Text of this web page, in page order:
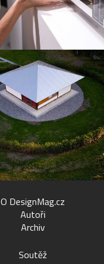
O DesignMag.cz
Autoři
Archiv
Soutěž